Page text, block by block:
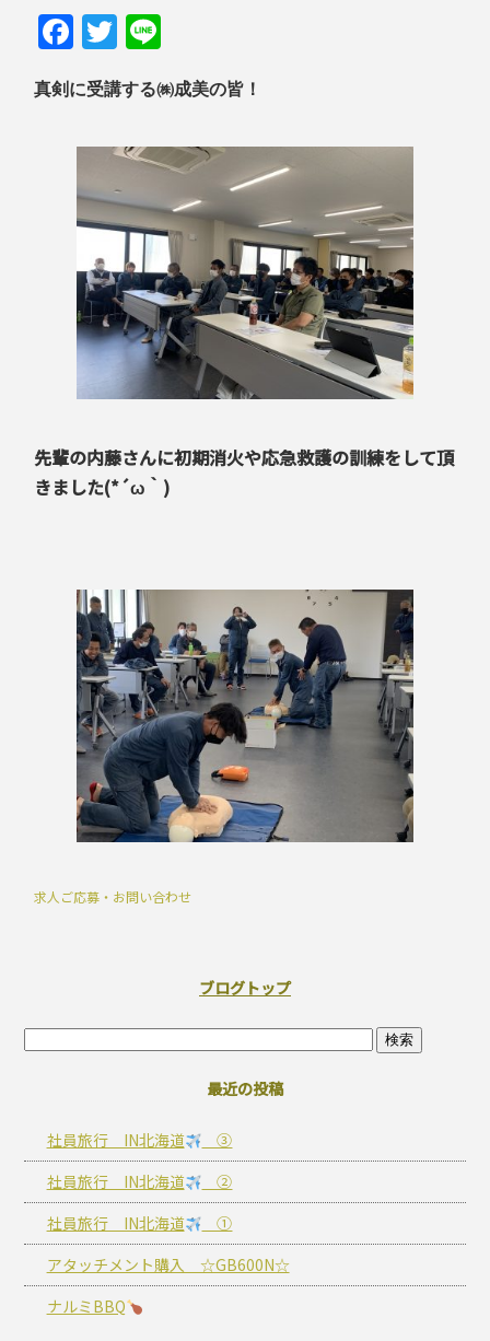
Facebook
Twitter
真剣に受講する㈱成美の皆！
先輩の内藤さんに初期消火や応急救護の訓練をして頂
きました(*´ω｀)
求人ご応募・お問い合わせ
ブログトップ
最近の投稿
社員旅行 IN北海道
③
社員旅行 IN北海道
②
社員旅行 IN北海道
①
アタッチメント購入 ☆GB600N☆
ナルミBBQ